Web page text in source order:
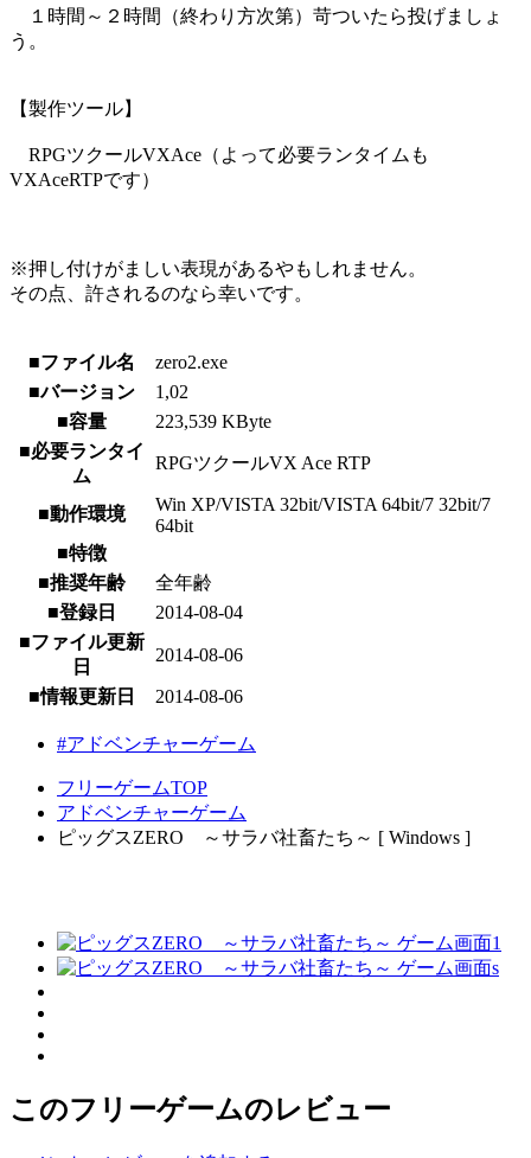
１時間～２時間（終わり方次第）苛ついたら投げましょ
う。
【製作ツール】
RPGツクールVXAce（よって必要ランタイムも
VXAceRTPです）
※押し付けがましい表現があるやもしれません。
その点、許されるのなら幸いです。
■ファイル名
zero2.exe
■バージョン
1,02
■容量
223,539 KByte
■必要ランタイ
ム
RPGツクールVX Ace RTP
■動作環境
Win XP/VISTA 32bit/VISTA 64bit/7 32bit/7
64bit
■特徴
■推奨年齢
全年齢
■登録日
2014-08-04
■ファイル更新
日
2014-08-06
■情報更新日 2014-08-06
#アドベンチャーゲーム
フリーゲームTOP
アドベンチャーゲーム
ピッグスZERO ～サラバ社畜たち～ [ Windows ]
このフリーゲームのレビュー